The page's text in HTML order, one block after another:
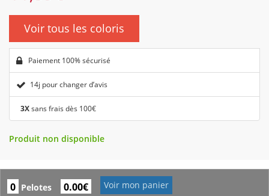
Voir tous les coloris
Paiement 100% sécurisé
14j pour changer d’avis
3Xsans frais dès 100€
Produit non disponible
0 Pelotes 0.00€ Voir mon panier